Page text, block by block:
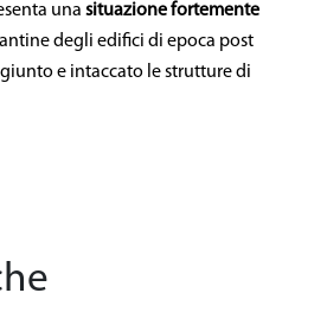
una situazione fortemente
degli edifici di epoca post
e intaccato le strutture di